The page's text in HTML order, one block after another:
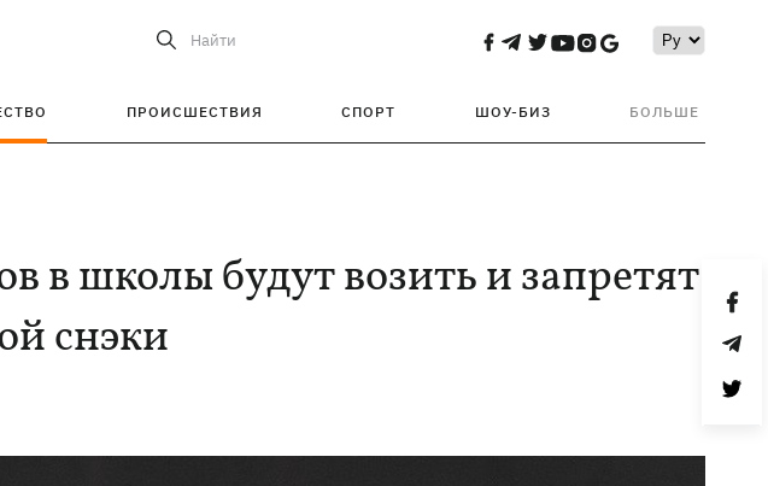
Найти
ПРОИСШЕСТВИЯ СПОРТ ШОУ-БИЗ БОЛЬШЕ
в школы будут возить и запретят
снэки